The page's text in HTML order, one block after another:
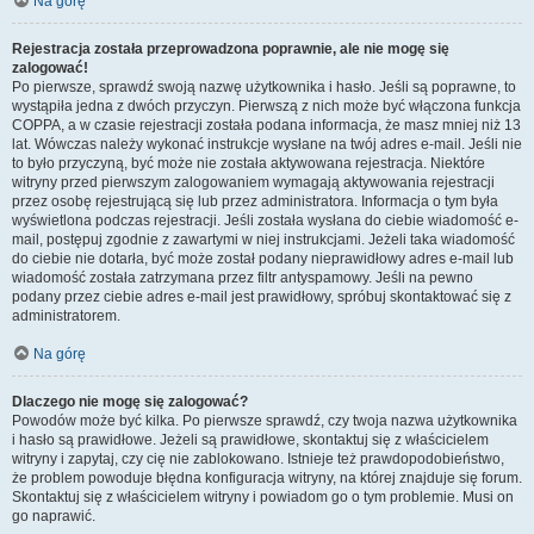
Rejestracja została przeprowadzona poprawnie, ale nie mogę się
zalogować!
Po pierwsze, sprawdź swoją nazwę użytkownika i hasło. Jeśli są poprawne, to
wystąpiła jedna z dwóch przyczyn. Pierwszą z nich może być włączona funkcja
COPPA, a w czasie rejestracji została podana informacja, że masz mniej niż 13
lat. Wówczas należy wykonać instrukcje wysłane na twój adres e-mail. Jeśli nie
to było przyczyną, być może nie została aktywowana rejestracja. Niektóre
witryny przed pierwszym zalogowaniem wymagają aktywowania rejestracji
przez osobę rejestrującą się lub przez administratora. Informacja o tym była
wyświetlona podczas rejestracji. Jeśli została wysłana do ciebie wiadomość e-
mail, postępuj zgodnie z zawartymi w niej instrukcjami. Jeżeli taka wiadomość
do ciebie nie dotarła, być może został podany nieprawidłowy adres e-mail lub
wiadomość została zatrzymana przez filtr antyspamowy. Jeśli na pewno
podany przez ciebie adres e-mail jest prawidłowy, spróbuj skontaktować się z
administratorem.
Na górę
Dlaczego nie mogę się zalogować?
Powodów może być kilka. Po pierwsze sprawdź, czy twoja nazwa użytkownika
i hasło są prawidłowe. Jeżeli są prawidłowe, skontaktuj się z właścicielem
witryny i zapytaj, czy cię nie zablokowano. Istnieje też prawdopodobieństwo,
że problem powoduje błędna konfiguracja witryny, na której znajduje się forum.
Skontaktuj się z właścicielem witryny i powiadom go o tym problemie. Musi on
go naprawić.